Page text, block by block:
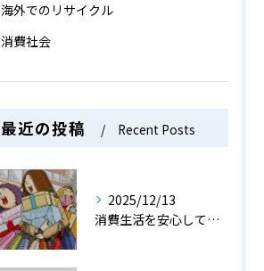
海外でのリサイクル
消費社会
最近の投稿 Recent Posts
2025/12/13
消費生活を安心して送るための消費社会で役立つ知識とトラブル防止策を徹底解説